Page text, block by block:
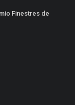
Finestres de